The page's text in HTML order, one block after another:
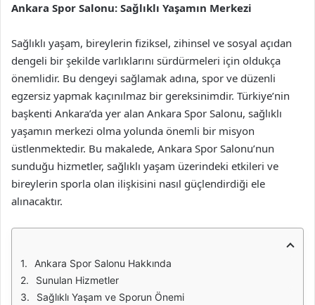
Ankara Spor Salonu: Sağlıklı Yaşamın Merkezi
Sağlıklı yaşam, bireylerin fiziksel, zihinsel ve sosyal açıdan
dengeli bir şekilde varlıklarını sürdürmeleri için oldukça
önemlidir. Bu dengeyi sağlamak adına, spor ve düzenli
egzersiz yapmak kaçınılmaz bir gereksinimdir. Türkiye’nin
başkenti Ankara’da yer alan Ankara Spor Salonu, sağlıklı
yaşamın merkezi olma yolunda önemli bir misyon
üstlenmektedir. Bu makalede, Ankara Spor Salonu’nun
sunduğu hizmetler, sağlıklı yaşam üzerindeki etkileri ve
bireylerin sporla olan ilişkisini nasıl güçlendirdiği ele
alınacaktır.
Ankara Spor Salonu Hakkında
Sunulan Hizmetler
Sağlıklı Yaşam ve Sporun Önemi